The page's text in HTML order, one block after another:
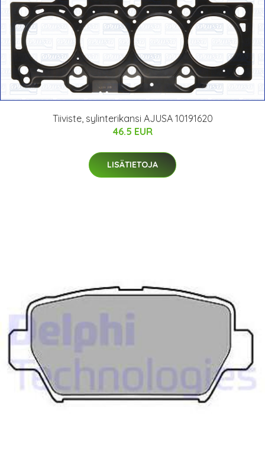
Tiiviste, sylinterikansi AJUSA 10191620
46.5 EUR
LISÄTIETOJA